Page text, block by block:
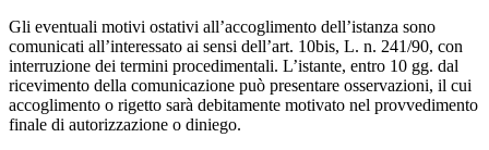
Gli eventuali motivi ostativi all’accoglimento dell’istanza sono
comunicati all’interessato ai sensi dell’art. 10bis, L. n. 241/90, con
interruzione dei termini procedimentali. L’istante, entro 10 gg. dal
ricevimento della comunicazione può presentare osservazioni, il cui
accoglimento o rigetto sarà debitamente motivato nel provvedimento
finale di autorizzazione o diniego.